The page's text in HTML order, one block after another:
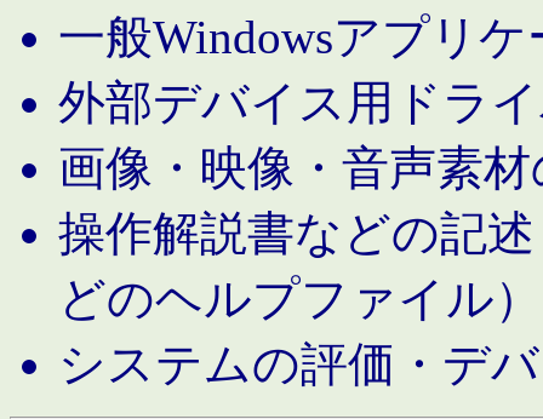
一般Windowsアプリ
外部デバイス用ドラ
画像・映像・音声素
操作解説書などの記
どのヘルプファイル）
システムの評価・デ